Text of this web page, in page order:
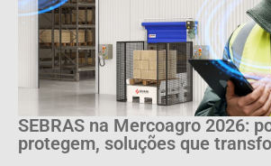
SEBRAS na Mercoagro 2026:
protegem, soluções que